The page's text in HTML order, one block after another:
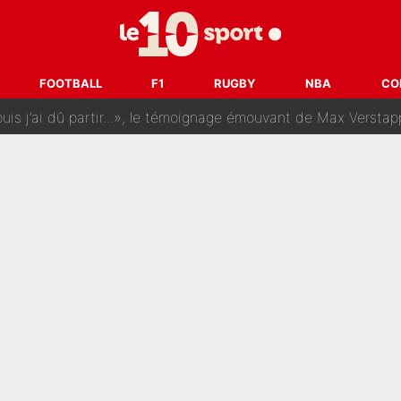
FOOTBALL F1 RUGBY NBA
dans tous les sens sur le mercato de l'OM : Frank McCourt va
Doué, le PSG a pris une correction face à Majorque : Luis
j’ai dû partir...», le témoignage émouvant de Max